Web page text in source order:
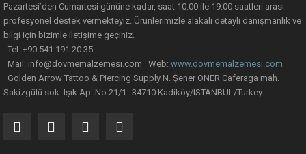
Gönder
Pazartesi’den Cumartesi gününe kadar, saat 10:00 ile 19:00 saatleri arası
profesyonel destek vermekteyiz. Ürünlerimizle alakalı detaylı danışmanlık ve
bilgi için bizimle iletişime geçiniz.
Tel. +90 541 191 20 35
Mail: info@dovmemalzemesi.com Web: www.dovmemalzemesi.com
Golden Arrow Tattoo & Piercing Supply N. Şener ÖNER Caferaga mah.
Sakizgülü sok. Işık Ap. No:21/1 34710 Kadiköy/ISTANBUL/Turkey